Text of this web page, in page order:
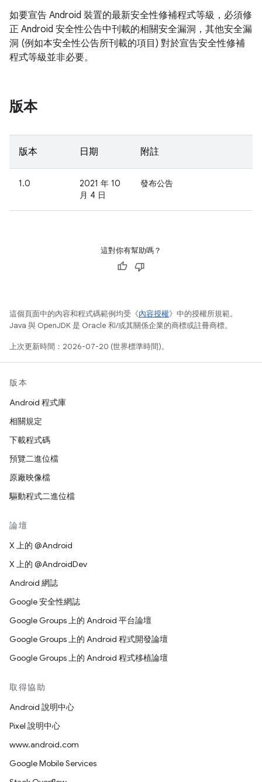
如要宣告 Android 裝置的最新安全性修補程式等級，必須修
正 Android 安全性公告中刊載的相關安全漏洞，其他安全漏
洞 (例如本安全性公告所刊載的項目) 對於宣告安全性修補
程式等級並非必要。
版本
版本 日期 附註
1.0
2021 年 10
月 4 日
發布公告
這對你有幫助嗎？
這個頁面中的內容和程式碼範例均受《內容授權》中的授權所規範。
Java 與 OpenJDK 是 Oracle 和/或其關係企業的商標或註冊商標。
上次更新時間：2026-07-20 (世界標準時間)。
版本
Android 程式庫
相關規定
下載程式碼
預覽二進位檔
原廠映像檔
驅動程式二進位檔
論壇
X 上的 @Android
X 上的 @AndroidDev
Android 網誌
Google 安全性網誌
Google Groups 上的 Android 平台論壇
Google Groups 上的 Android 程式開發論壇
Google Groups 上的 Android 程式移植論壇
取得協助
Android 說明中心
Pixel 說明中心
www.android.com
Google Mobile Services